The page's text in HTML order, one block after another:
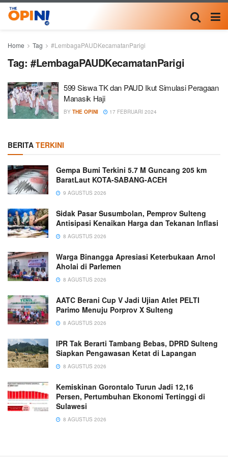
Home Tag #LembagaPAUDKecamatanParigi
Tag: #LembagaPAUDKecamatanParigi
599 Siswa TK dan PAUD Ikut Simulasi Peragaan
Manasik Haji
BY THE OPINI 17 FEBRUARI 2024
BERITA TERKINI
Gempa Bumi Terkini 5.7 M Guncang 205 km
BaratLaut KOTA-SABANG-ACEH
9 AGUSTUS 2026
Sidak Pasar Susumbolan, Pemprov Sulteng
Antisipasi Kenaikan Harga dan Tekanan Inflasi
8 AGUSTUS 2026
Warga Binangga Apresiasi Keterbukaan Arnol
Aholai di Parlemen
8 AGUSTUS 2026
AATC Berani Cup V Jadi Ujian Atlet PELTI
Parimo Menuju Porprov X Sulteng
8 AGUSTUS 2026
IPR Tak Berarti Tambang Bebas, DPRD Sulteng
Siapkan Pengawasan Ketat di Lapangan
8 AGUSTUS 2026
Kemiskinan Gorontalo Turun Jadi 12,16
Persen, Pertumbuhan Ekonomi Tertinggi di
Sulawesi
8 AGUSTUS 2026